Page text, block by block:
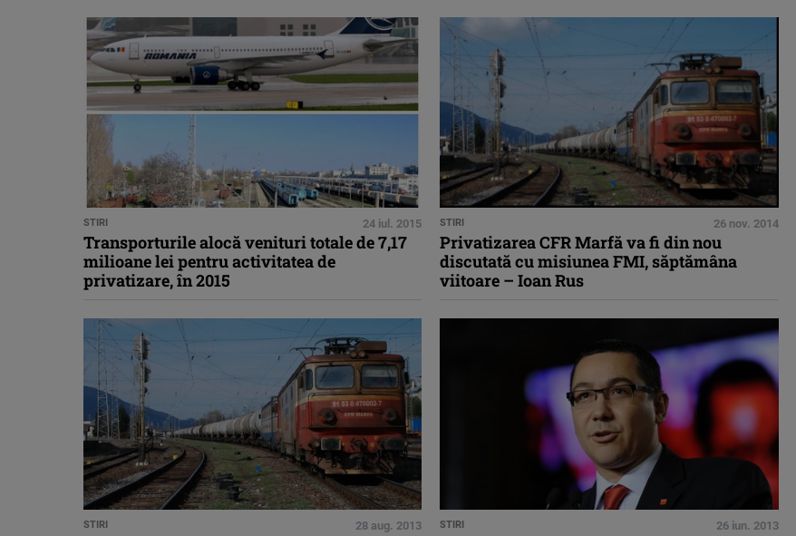
STIRI 24 iul. 2015
Transporturile alocă venituri totale de 7,17
milioane lei pentru activitatea de
privatizare, în 2015
STIRI 26 nov. 2014
Privatizarea CFR Marfă va fi din nou
discutată cu misiunea FMI, săptămâna
viitoare – Ioan Rus
STIRI 28 aug. 2013 STIRI 26 iun. 2013